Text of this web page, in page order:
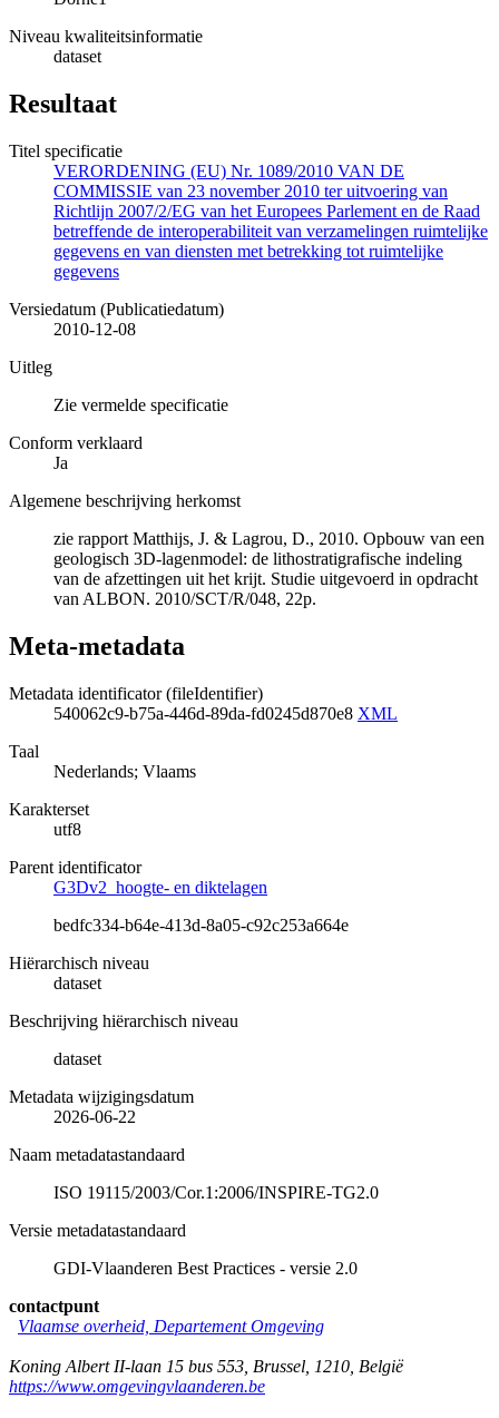
Niveau kwaliteitsinformatie
dataset
Resultaat
Titel specificatie
VERORDENING (EU) Nr. 1089/2010 VAN DE
COMMISSIE van 23 november 2010 ter uitvoering van
Richtlijn 2007/2/EG van het Europees Parlement en de Raad
betreffende de interoperabiliteit van verzamelingen ruimtelijke
gegevens en van diensten met betrekking tot ruimtelijke
gegevens
Versiedatum (Publicatiedatum)
2010-12-08
Uitleg
Zie vermelde specificatie
Conform verklaard
Ja
Algemene beschrijving herkomst
zie rapport Matthijs, J. & Lagrou, D., 2010. Opbouw van een
geologisch 3D-lagenmodel: de lithostratigrafische indeling
van de afzettingen uit het krijt. Studie uitgevoerd in opdracht
van ALBON. 2010/SCT/R/048, 22p.
Meta-metadata
Metadata identificator (fileIdentifier)
540062c9-b75a-446d-89da-fd0245d870e8 XML
Taal
Nederlands; Vlaams
Karakterset
utf8
Parent identificator
G3Dv2_hoogte- en diktelagen
bedfc334-b64e-413d-8a05-c92c253a664e
Hiërarchisch niveau
dataset
Beschrijving hiërarchisch niveau
dataset
Metadata wijzigingsdatum
2026-06-22
Naam metadatastandaard
ISO 19115/2003/Cor.1:2006/INSPIRE-TG2.0
Versie metadatastandaard
GDI-Vlaanderen Best Practices - versie 2.0
contactpunt
Vlaamse overheid, Departement Omgeving
Koning Albert II-laan 15 bus 553 Brussel 1210 België
https://www.omgevingvlaanderen.be